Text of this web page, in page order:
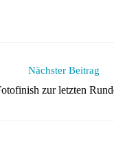
Nächster Beitrag
zur letzten